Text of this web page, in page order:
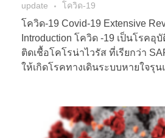
update
โควิด-19
โควิด-19 Covid-19 Extensive
Introduction โควิด -19 เป็นโรคอุ
ติดเชื้อโคโรน่าไวรัส ที่เรียกว่า
ให้เกิดโรคทางเดินระบบหายใจรุน